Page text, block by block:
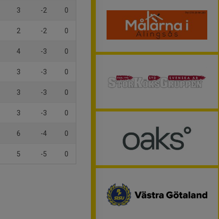
3 -2 0
2 -2 0
4 -3 0
3 -3 0
3 -3 0
3 -3 0
6 -4 0
5 -5 0